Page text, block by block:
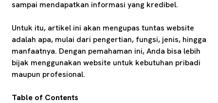
sampai mendapatkan informasi yang kredibel.
Untuk itu, artikel ini akan mengupas tuntas website
adalah apa, mulai dari pengertian, fungsi, jenis, hingga
manfaatnya. Dengan pemahaman ini, Anda bisa lebih
bijak menggunakan website untuk kebutuhan pribadi
maupun profesional.
Table of Contents